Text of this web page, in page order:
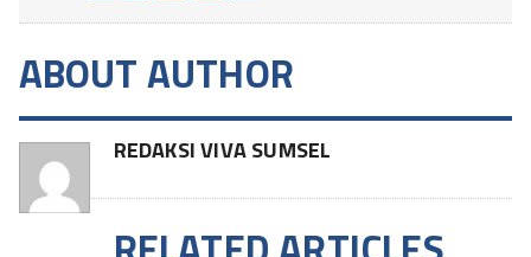
ABOUT AUTHOR
REDAKSI VIVA SUMSEL